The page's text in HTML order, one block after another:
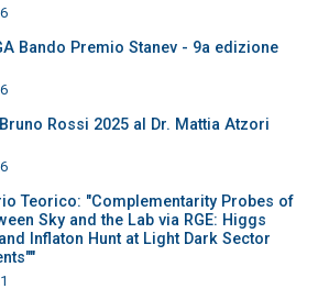
Bando Premio Stanev - 9a edizione
Rossi 2025 al Dr. Mattia Atzori
Teorico: "Complementarity Probes of
Sky and the Lab via RGE: Higgs
Inflaton Hunt at Light Dark Sector